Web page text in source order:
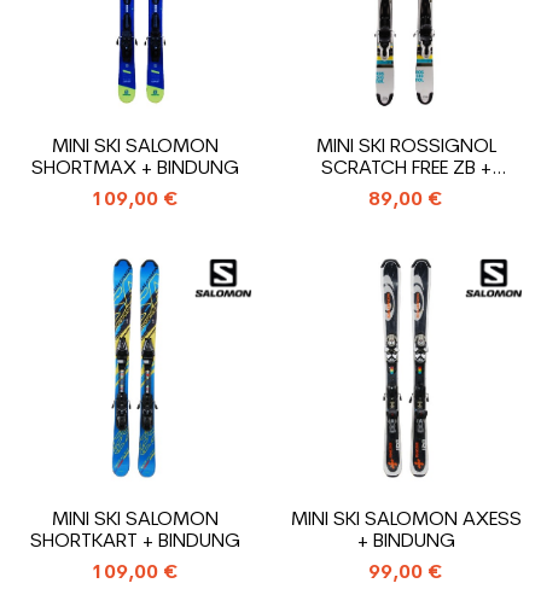
MINI SKI SALOMON
SHORTMAX + BINDUNG
109,00 €
MINI SKI ROSSIGNOL
SCRATCH FREE ZB +
BINDUNG
89,00 €
MINI SKI SALOMON
SHORTKART + BINDUNG
109,00 €
MINI SKI SALOMON AXESS
+ BINDUNG
99,00 €